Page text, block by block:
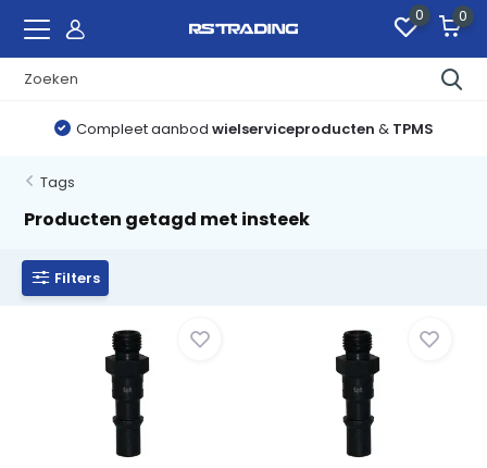
0 0
Compleet aanbod wielserviceproducten & TPMS
Tags
Producten getagd met insteek
Filters